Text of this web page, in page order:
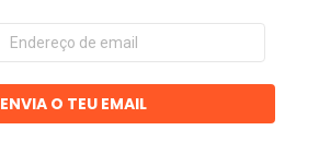
ENVIA O TEU EMAIL